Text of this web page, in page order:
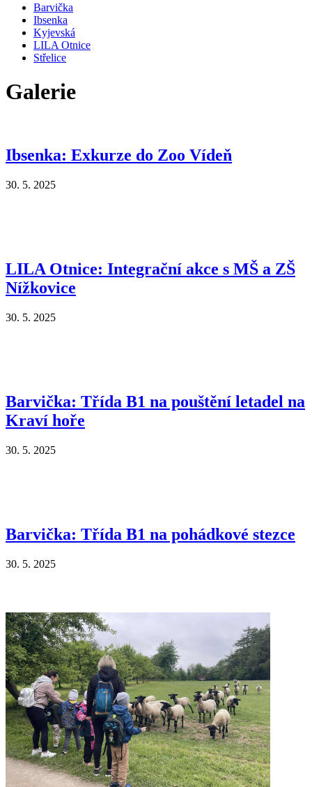
Barvička
Ibsenka
Kyjevská
LILA Otnice
Střelice
Galerie
Ibsenka: Exkurze do Zoo Vídeň
30. 5. 2025
LILA Otnice: Integrační akce s MŠ a ZŠ
Nížkovice
30. 5. 2025
Barvička: Třída B1 na pouštění letadel na
Kraví hoře
30. 5. 2025
Barvička: Třída B1 na pohádkové stezce
30. 5. 2025